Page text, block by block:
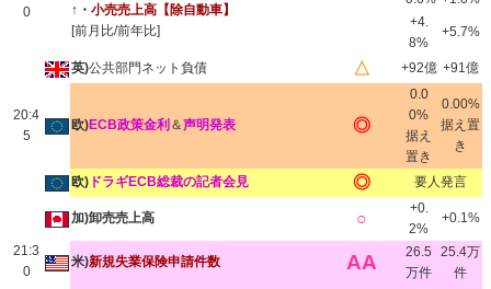
0
↑・ 小売売上高【除自動車】
[前月比/前年比]
+4.
8%
+5.7%
英)公共部門ネット負債 △ +92億 +91億
20:4
5
欧)ECB政策金利 ＆声明発表 ◎
0.0
0%
据え
置き
0.00%
据え置
き
21:3
0
欧) ドラギECB総裁の記者会見 ◎ 要人発言
加)卸売売上高 ○
+0.
2%
+0.1%
米)新規失業保険申請件数 AA
26.5
万件
25.4万
件